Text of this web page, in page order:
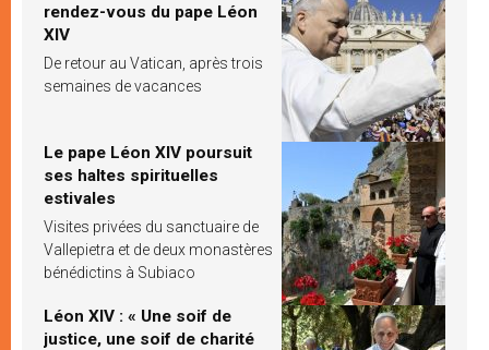
rendez-vous du pape Léon
XIV
De retour au Vatican, après trois
semaines de vacances
Le pape Léon XIV poursuit
ses haltes spirituelles
estivales
Visites privées du sanctuaire de
Vallepietra et de deux monastères
bénédictins à Subiaco
Léon XIV : « Une soif de
justice, une soif de charité